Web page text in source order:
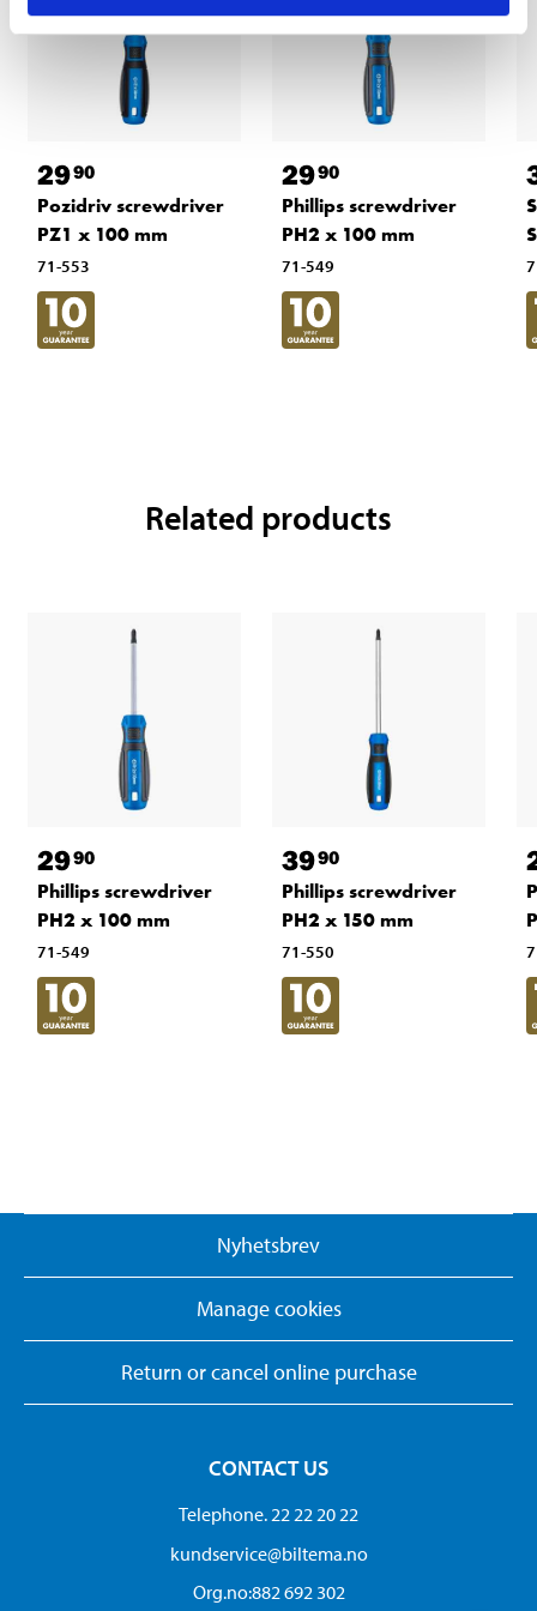
2990
Pozidriv screwdriver
PZ1 x 100 mm
71-553
2990
Phillips screwdriver
PH2 x 100 mm
71-549
Related products
2990
Phillips screwdriver
PH2 x 100 mm
71-549
3990
Phillips screwdriver
PH2 x 150 mm
71-550
Nyhetsbrev
Manage cookies
Return or cancel online purchase
CONTACT US
Telephone. 22 22 20 22
kundservice@biltema.no
Org.no:882 692 302